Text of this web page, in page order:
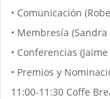
• Comunicación
• Membresía
• Conferencias
• Premios y
11:00-11:30 Coffe